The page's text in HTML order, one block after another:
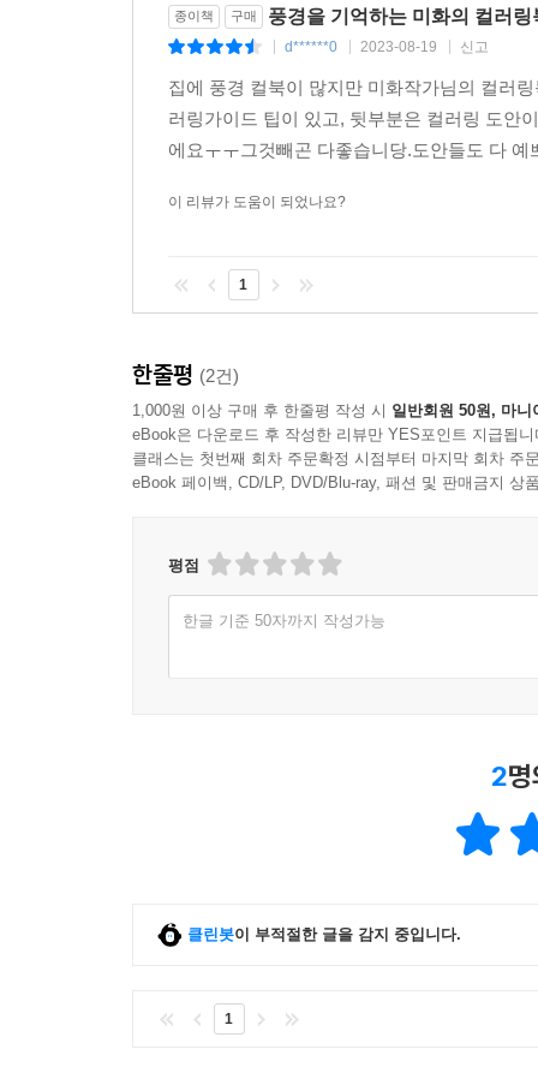
종이책 구매 풍경을 기억하는 미화의 컬러링
d******0 2023-08-19 신고
집에 풍경 컬북이 많지만 미화작가님의 컬러
러링가이드 팁이 있고, 뒷부분은 컬러링 도안
에요ㅜㅜ그것빼곤 다좋습니당.도안들도 다
이 리뷰가 도움이 되었나요?
1
한줄평 (2건)
1,000원 이상 구매 후 한줄평 작성 시 일반회원 50원, 마니
eBook은 다운로드 후 작성한 리뷰만 YES포인트 지급됩니
클래스는 첫번째 회차 주문확정 시점부터 마지막 회차 주
eBook 페이백, CD/LP, DVD/Blu-ray, 패션 및 판매금지 상
평점
한글 기준 50자까지 작성가능
2
클린봇이 부적절한 글을 감지 중입니다.
1